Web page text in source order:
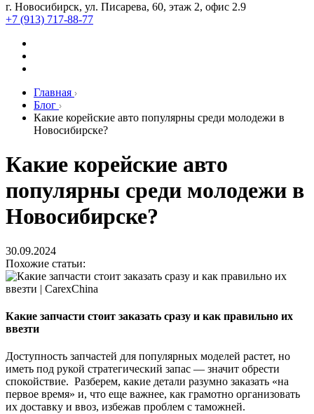
г. Новосибирск, ул. Писарева, 60, этаж 2, офис 2.9
+7 (913) 717-88-77
Главная
Блог
Какие корейские авто популярны среди молодежи в
Новосибирске?
Какие корейские авто
популярны среди молодежи в
Новосибирске?
30.09.2024
Похожие статьи:
Какие запчасти стоит заказать сразу и как правильно их
ввезти
Доступность запчастей для популярных моделей растет, но
иметь под рукой стратегический запас — значит обрести
спокойствие. Разберем, какие детали разумно заказать «на
первое время» и, что еще важнее, как грамотно организовать
их доставку и ввоз, избежав проблем с таможней.